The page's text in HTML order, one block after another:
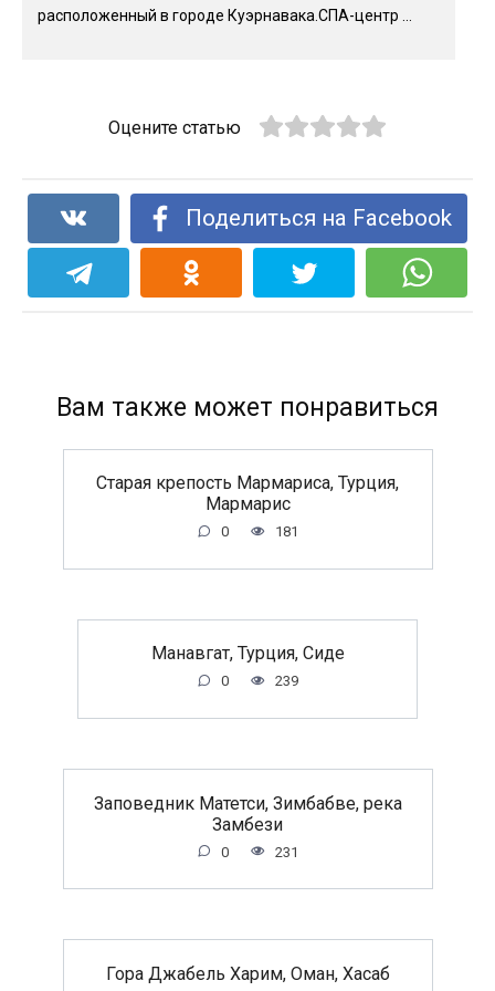
расположенный в городе Куэрнавака.СПА-центр ...
Оцените статью
Поделиться на Facebook
Вам также может понравиться
Старая крепость Мармариса, Турция,
Мармарис
0 181
Манавгат, Турция, Сиде
0 239
Заповедник Матетси, Зимбабве, река
Замбези
0 231
Гора Джабель Харим, Оман, Хасаб